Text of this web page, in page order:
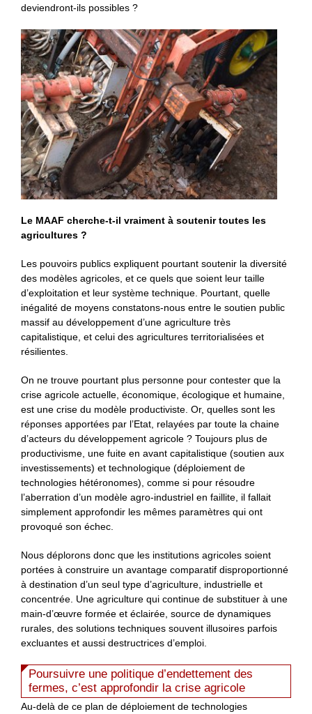
deviendront-ils possibles ?
Le MAAF cherche-t-il vraiment à soutenir toutes les
agricultures ?
Les pouvoirs publics expliquent pourtant soutenir la diversité
des modèles agricoles, et ce quels que soient leur taille
d’exploitation et leur système technique. Pourtant, quelle
inégalité de moyens constatons-nous entre le soutien public
massif au développement d’une agriculture très
capitalistique, et celui des agricultures territorialisées et
résilientes.
On ne trouve pourtant plus personne pour contester que la
crise agricole actuelle, économique, écologique et humaine,
est une crise du modèle productiviste. Or, quelles sont les
réponses apportées par l’Etat, relayées par toute la chaine
d’acteurs du développement agricole ? Toujours plus de
productivisme, une fuite en avant capitalistique (soutien aux
investissements) et technologique (déploiement de
technologies hétéronomes), comme si pour résoudre
l’aberration d’un modèle agro-industriel en faillite, il fallait
simplement approfondir les mêmes paramètres qui ont
provoqué son échec.
Nous déplorons donc que les institutions agricoles soient
portées à construire un avantage comparatif disproportionné
à destination d’un seul type d’agriculture, industrielle et
concentrée. Une agriculture qui continue de substituer à une
main-d’œuvre formée et éclairée, source de dynamiques
rurales, des solutions techniques souvent illusoires parfois
excluantes et aussi destructrices d’emploi.
Poursuivre une politique d’endettement des
fermes, c’est approfondir la crise agricole
Au-delà de ce plan de déploiement de technologies